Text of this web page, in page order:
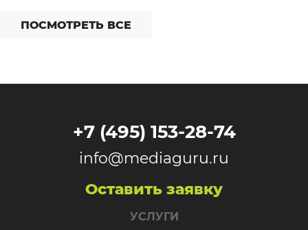
ПОСМОТРЕТЬ ВСЕ
+7 (495) 153-28-74
info@mediaguru.ru
Оставить заявку
УСЛУГИ